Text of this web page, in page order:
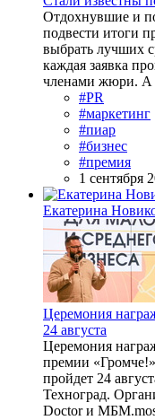
Отдохнувшие и
подвести итоги
выбрать лучших
каждая заявка
членами жюри. А
#PR
#маркетинг
#пиар
#бизнес
#премия
1 сентября
Екатерина
Церемония
24 августа
Церемония
премии
пройдет 24
Техноград.
Doctor и